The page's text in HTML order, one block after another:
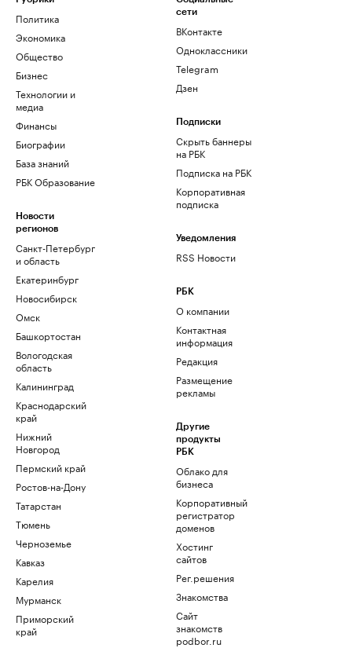
Политика
Экономика
Общество
Бизнес
Технологии и
медиа
Финансы
Биографии
База знаний
РБК Образование
Новости
регионов
Санкт-Петербург
и область
Екатеринбург
Новосибирск
Омск
Башкортостан
Вологодская
область
Калининград
Краснодарский
край
Нижний
Новгород
Пермский край
Ростов-на-Дону
Татарстан
Тюмень
Черноземье
Кавказ
Карелия
Мурманск
Приморский
край
сети
ВКонтакте
Одноклассники
Telegram
Дзен
Подписки
Скрыть баннеры
на РБК
Подписка на РБК
Корпоративная
подписка
Уведомления
RSS Новости
РБК
О компании
Контактная
информация
Редакция
Размещение
рекламы
Другие
продукты
РБК
Облако для
бизнеса
Корпоративный
регистратор
доменов
Хостинг
сайтов
Рег.решения
Знакомства
Сайт
знакомств
podbor.ru